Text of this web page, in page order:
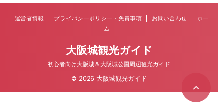
運営者情報 プライバシーポリシー・免責事項 お問い合わせ
ホー
ム
大阪城観光ガイド
初心者向け大阪城＆大阪城公園周辺観光ガイド
© 2026 大阪城観光ガイド